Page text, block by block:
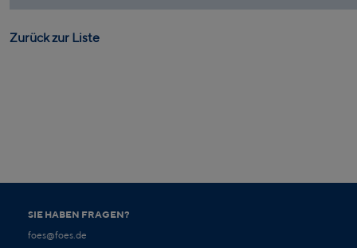
Zurück zur Liste
SIE HABEN FRAGEN?
foes@foes.de